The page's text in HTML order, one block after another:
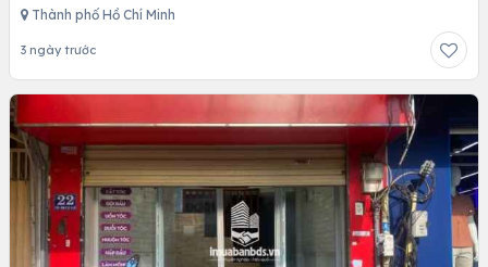
Thành phố Hồ Chí Minh
3 ngày trước